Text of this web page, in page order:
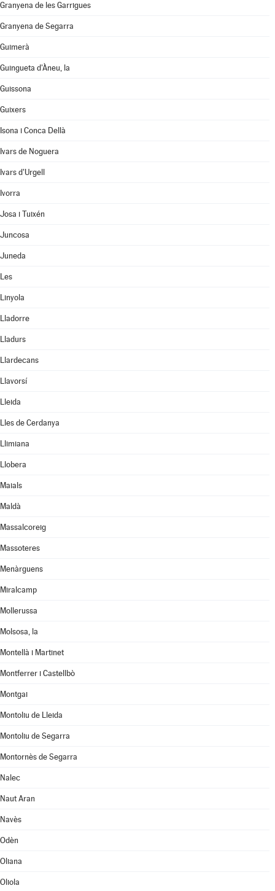
Granyena de les Garrigues
Granyena de Segarra
Guimerà
Guingueta d'Àneu, la
Guissona
Guixers
Isona i Conca Dellà
Ivars de Noguera
Ivars d'Urgell
Ivorra
Josa i Tuixén
Juncosa
Juneda
Les
Linyola
Lladorre
Lladurs
Llardecans
Llavorsí
Lleida
Lles de Cerdanya
Llimiana
Llobera
Maials
Maldà
Massalcoreig
Massoteres
Menàrguens
Miralcamp
Mollerussa
Molsosa, la
Montellà i Martinet
Montferrer i Castellbò
Montgai
Montoliu de Lleida
Montoliu de Segarra
Montornès de Segarra
Nalec
Naut Aran
Navès
Odèn
Oliana
Oliola